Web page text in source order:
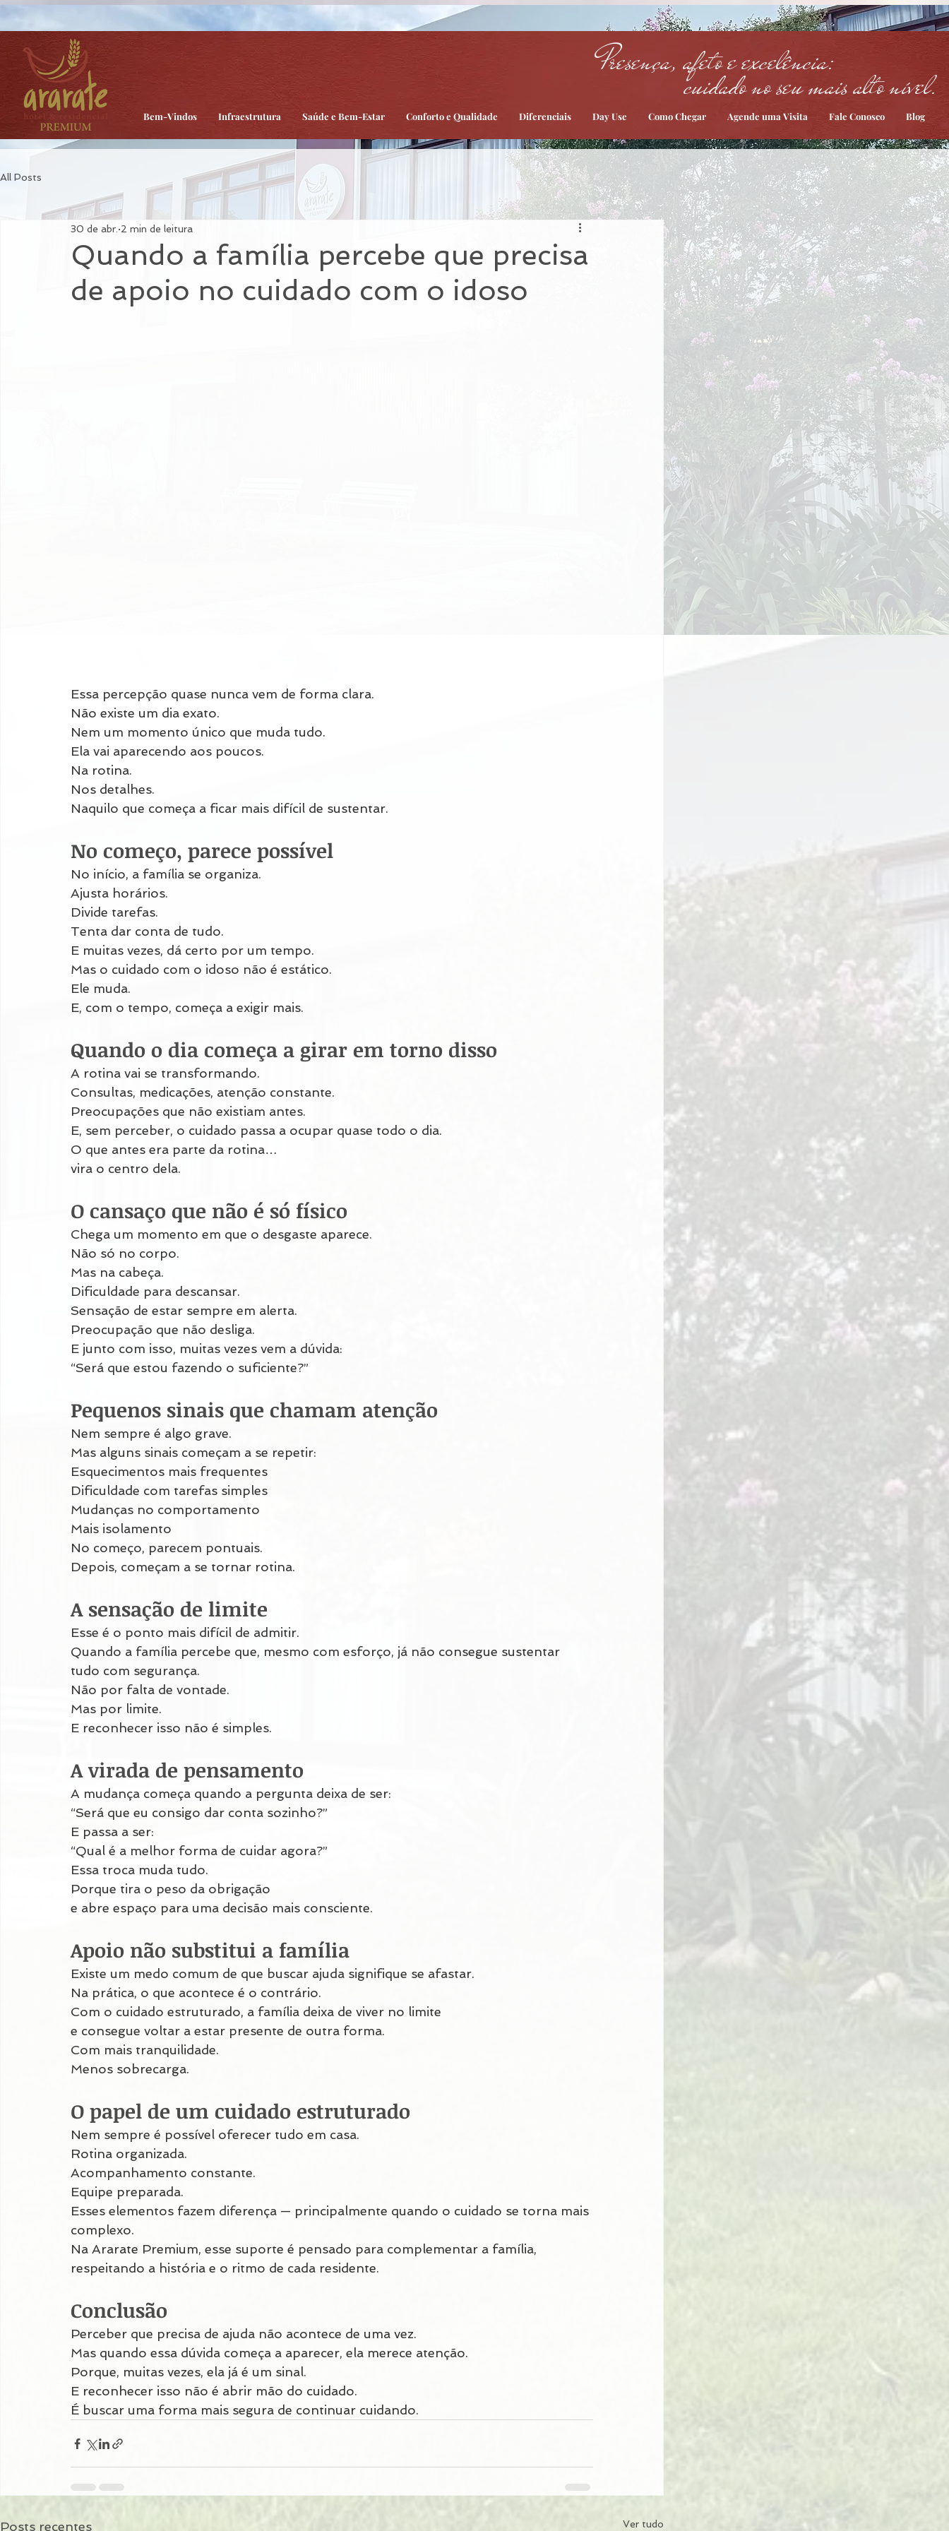
head:
Presença, afeto e excelência:
Bem-Vindos Infraestrutura Saúde e Bem-Estar Conforto e Qualidade Diferenciais Day Use Como Chegar Agende uma Visita Fale Conosco Blog
cuidado no seu mais alto nível.
All Posts
Quando a família percebe que precisa
de apoio no cuidado com o idoso
30 de abr. 2 min de leitura
Essa percepção quase nunca vem de forma clara.
Não existe um dia exato.
Nem um momento único que muda tudo.
Ela vai aparecendo aos poucos.
Na rotina.
Nos detalhes.
Naquilo que começa a ficar mais difícil de sustentar.
No começo, parece possível
No início, a família se organiza.
Ajusta horários.
Divide tarefas.
Tenta dar conta de tudo.
E muitas vezes, dá certo por um tempo.
Mas o cuidado com o idoso não é estático.
Ele muda.
E, com o tempo, começa a exigir mais.
Quando o dia começa a girar em torno disso
A rotina vai se transformando.
Consultas, medicações, atenção constante.
Preocupações que não existiam antes.
E, sem perceber, o cuidado passa a ocupar quase todo o dia.
O que antes era parte da rotina…
vira o centro dela.
O cansaço que não é só físico
Chega um momento em que o desgaste aparece.
Não só no corpo.
Mas na cabeça.
Dificuldade para descansar.
Sensação de estar sempre em alerta.
Preocupação que não desliga.
E junto com isso, muitas vezes vem a dúvida:
“Será que estou fazendo o suficiente?”
Pequenos sinais que chamam atenção
Nem sempre é algo grave.
Mas alguns sinais começam a se repetir:
Esquecimentos mais frequentes
Dificuldade com tarefas simples
Mudanças no comportamento
Mais isolamento
No começo, parecem pontuais.
Depois, começam a se tornar rotina.
A sensação de limite
Esse é o ponto mais difícil de admitir.
Quando a família percebe que, mesmo com esforço, já não consegue sustentar
tudo com segurança.
Não por falta de vontade.
Mas por limite.
E reconhecer isso não é simples.
A virada de pensamento
A mudança começa quando a pergunta deixa de ser:
“Será que eu consigo dar conta sozinho?”
E passa a ser:
“Qual é a melhor forma de cuidar agora?”
Essa troca muda tudo.
Porque tira o peso da obrigação
e abre espaço para uma decisão mais consciente.
Apoio não substitui a família
Existe um medo comum de que buscar ajuda signifique se afastar.
Na prática, o que acontece é o contrário.
Com o cuidado estruturado, a família deixa de viver no limite
e consegue voltar a estar presente de outra forma.
Com mais tranquilidade.
Menos sobrecarga.
O papel de um cuidado estruturado
Nem sempre é possível oferecer tudo em casa.
Rotina organizada.
Acompanhamento constante.
Equipe preparada.
Esses elementos fazem diferença — principalmente quando o cuidado se torna mais
complexo.
Na Ararate Premium, esse suporte é pensado para complementar a família,
respeitando a história e o ritmo de cada residente.
Conclusão
Perceber que precisa de ajuda não acontece de uma vez.
Mas quando essa dúvida começa a aparecer, ela merece atenção.
Porque, muitas vezes, ela já é um sinal.
E reconhecer isso não é abrir mão do cuidado.
É buscar uma forma mais segura de continuar cuidando.
Posts recentes Ver tudo